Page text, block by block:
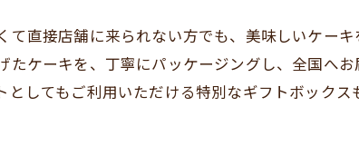
て直接店舗に来られない方でも、美味しいケー
たケーキを、丁寧にパッケージングし、全国へ
してもご利用いただける特別なギフトボックス